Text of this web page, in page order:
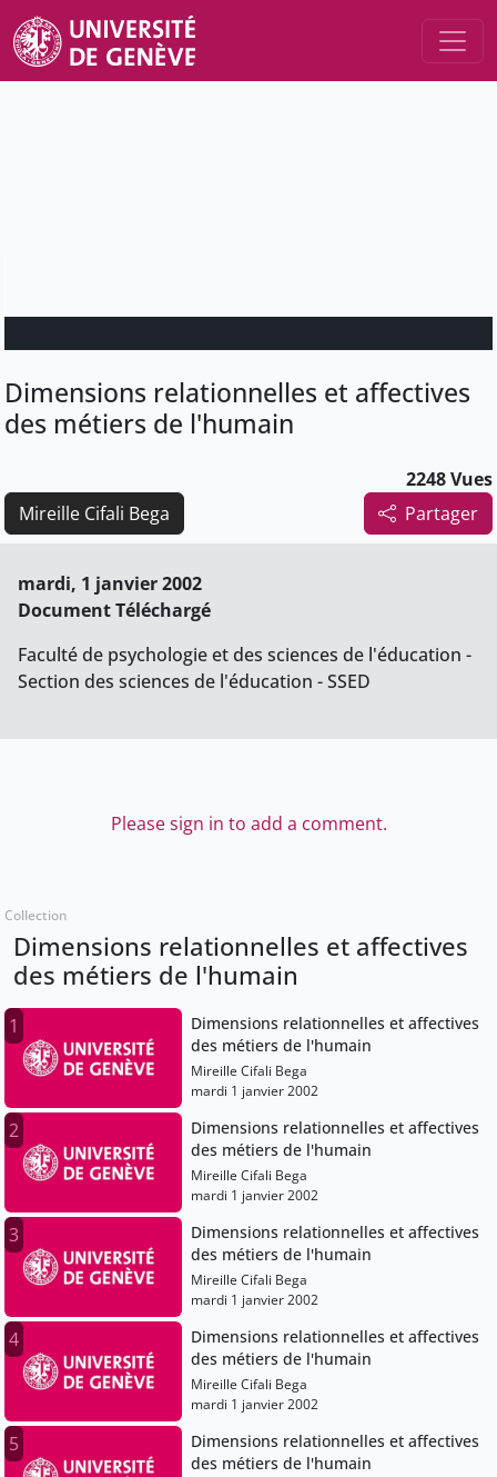
Dimensions relationnelles et affectives
des métiers de l'humain
2248 Vues
Partager
Mireille Cifali Bega
mardi, 1 janvier 2002
Document Téléchargé
Faculté de psychologie et des sciences de l'éducation -
Section des sciences de l'éducation - SSED
Please sign in to add a comment.
Collection
Dimensions relationnelles et affectives
des métiers de l'humain
1
Dimensions relationnelles et affectives
des métiers de l'humain
Mireille Cifali Bega
mardi 1 janvier 2002
2
Dimensions relationnelles et affectives
des métiers de l'humain
Mireille Cifali Bega
mardi 1 janvier 2002
3
Dimensions relationnelles et affectives
des métiers de l'humain
Mireille Cifali Bega
mardi 1 janvier 2002
4
Dimensions relationnelles et affectives
des métiers de l'humain
Mireille Cifali Bega
mardi 1 janvier 2002
5
Dimensions relationnelles et affectives
des métiers de l'humain